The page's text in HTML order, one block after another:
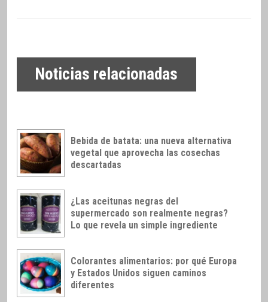
Noticias relacionadas
Bebida de batata: una nueva alternativa
vegetal que aprovecha las cosechas
descartadas
¿Las aceitunas negras del
supermercado son realmente negras?
Lo que revela un simple ingrediente
Colorantes alimentarios: por qué Europa
y Estados Unidos siguen caminos
diferentes